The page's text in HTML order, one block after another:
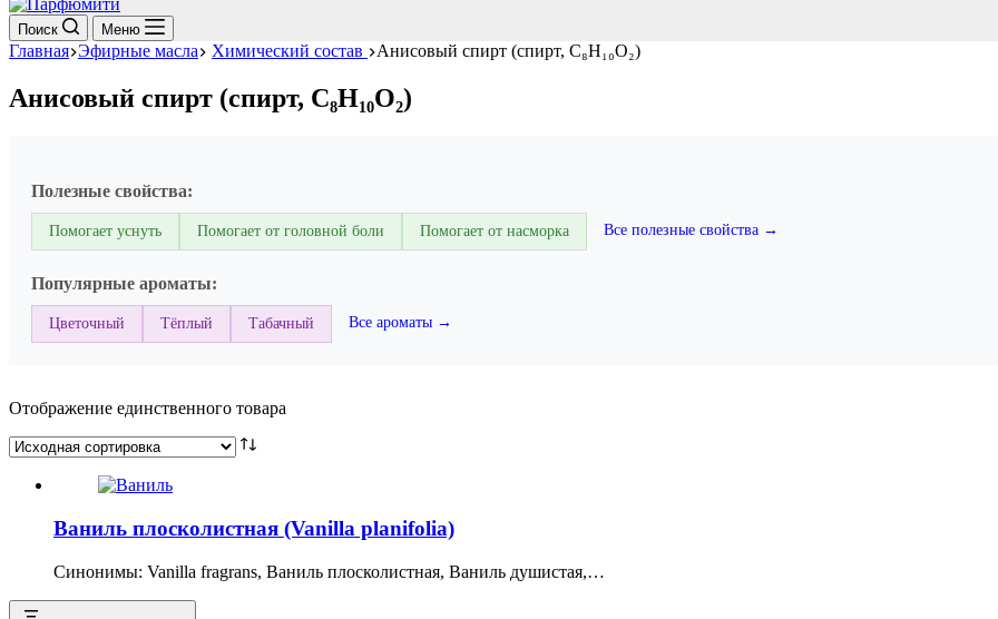
Поиск Меню
Главная Эфирные масла Химический состав Анисовый спирт (спирт, C₈H₁₀O₂)
Анисовый спирт (спирт, C₈H₁₀O₂)
Полезные свойства:
Помогает уснуть Помогает от головной боли Помогает от насморка Все полезные свойства →
Популярные ароматы:
Цветочный Тёплый Табачный Все ароматы →
Отображение единственного товара
Ваниль плосколистная (Vanilla planifolia)
Синонимы: Vanilla fragrans, Ваниль плосколистная, Ваниль душистая,…